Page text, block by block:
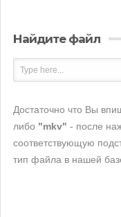
Найдите файл
Достаточно что Вы
либо "mkv" - после
соответствующую
тип файла в нашей